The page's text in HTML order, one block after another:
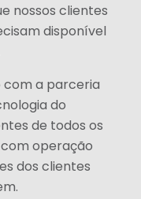
nossos clientes
disponível
com a parceria
do
de todos os
operação
dos clientes